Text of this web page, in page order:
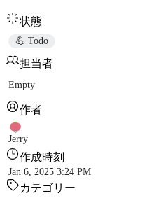
状態
💪 Todo
担当者
Empty
作者
Jerry
作成時刻
Jan 6, 2025 3:24 PM
カテゴリー